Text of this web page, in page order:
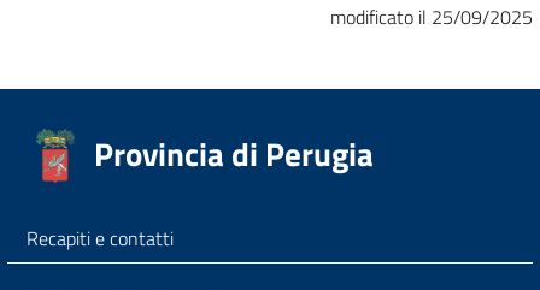
modificato il 25/09/2025
Provincia di Perugia
Recapiti e contatti